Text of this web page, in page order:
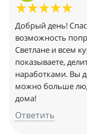
Добрый день!
возможность
Светлане и всем
показываете,
наработками. Вы
можно больше
дома!
Ответить